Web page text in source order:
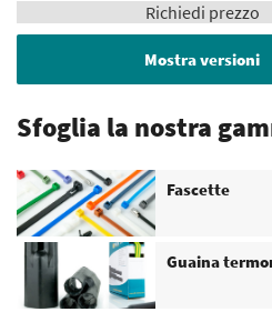
Richiedi prezzo
Mostra versioni
Sfoglia la nostra
Fascette
Guaina